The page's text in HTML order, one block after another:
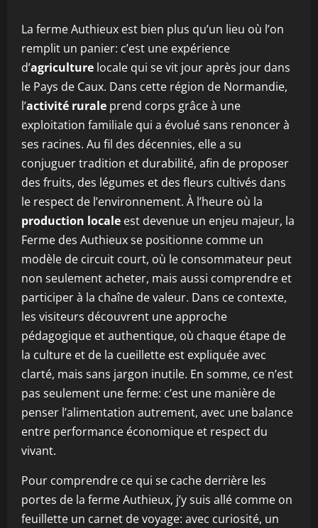
La ferme Authieux est bien plus qu’un lieu où l’on
remplit un panier: c’est une expérience
d’agriculture locale qui se vit jour après jour dans
le Pays de Caux. Dans cette région de Normandie,
l’activité rurale prend corps grâce à une
exploitation familiale qui a évolué sans renoncer à
ses racines. Au fil des décennies, elle a su
conjuguer tradition et durabilité, afin de proposer
des fruits, des légumes et des fleurs cultivés dans
le respect de l’environnement. À l’heure où la
production locale est devenue un enjeu majeur, la
Ferme des Authieux se positionne comme un
modèle de circuit court, où le consommateur peut
non seulement acheter, mais aussi comprendre et
participer à la chaîne de valeur. Dans ce contexte,
les visiteurs découvrent une approche
pédagogique et authentique, où chaque étape de
la culture et de la cueillette est expliquée avec
clarté, mais sans jargon inutile. En somme, ce n’est
pas seulement une ferme: c’est une manière de
penser l’alimentation autrement, avec une balance
entre performance économique et respect du
vivant.
Pour comprendre ce qui se cache derrière les
portes de la ferme Authieux, j’y suis allé comme on
feuillette un carnet de voyage: avec curiosité, un